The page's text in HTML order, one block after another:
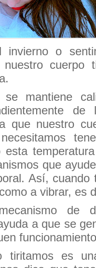
invierno o
cuerpo
se mantiene
que nuestro
esta
que
Así, cuando
a vibrar, es
de
a que se
tiritamos es